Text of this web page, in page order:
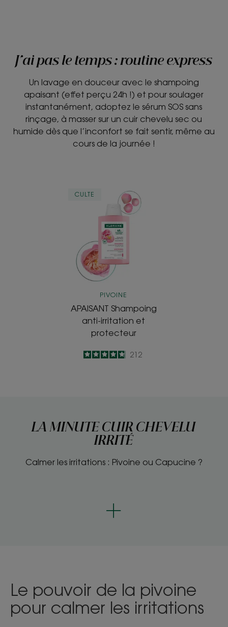
J'ai pas le temps : routine express
Un lavage en douceur avec le shampoing
apaisant (effet perçu 24h !) et pour soulager
instantanément, adoptez le sérum SOS sans
rinçage, à masser sur un cuir chevelu sec ou
humide dès que l’inconfort se fait sentir, même au
cours de la journée !
Shampoing
anti-
irritation
et
protecteur
CULTE
PIVOINE
APAISANT Shampoing
anti-irritation et
protecteur
4.8
/
5
212
LA MINUTE CUIR CHEVELU
IRRITÉ
Calmer les irritations : Pivoine ou Capucine ?
Le pouvoir de la pivoine
pour calmer les irritations